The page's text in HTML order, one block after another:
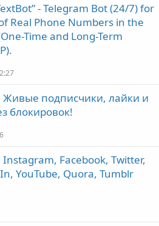
- Telegram Bot (24/7) for
Real Phone Numbers in the
Time and Long-Term
Живые подписчики, лайки и
блокировок!
Instagram, Facebook, Twitter,
YouTube, Quora, Tumblr